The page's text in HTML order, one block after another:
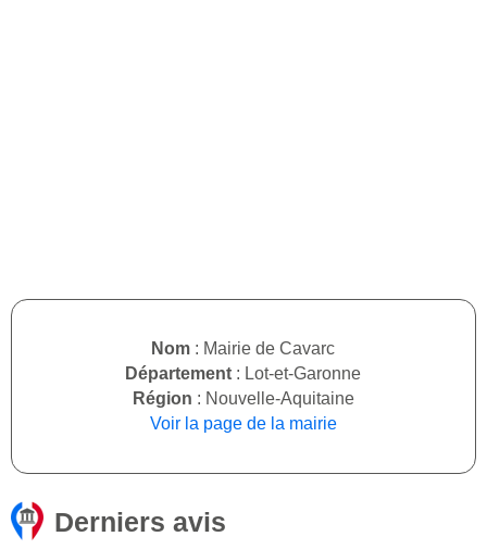
Nom : Mairie de Cavarc
Département : Lot-et-Garonne
Région : Nouvelle-Aquitaine
Voir la page de la mairie
Derniers avis